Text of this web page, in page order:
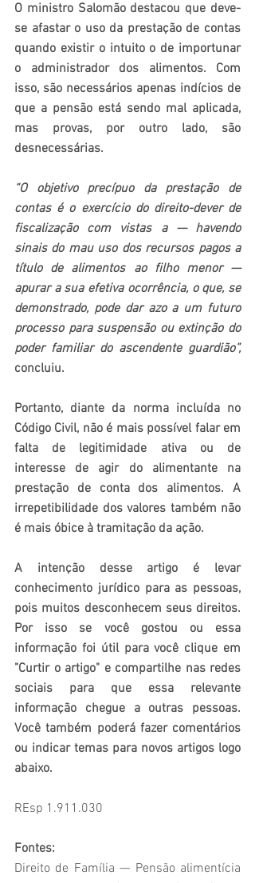
O ministro Salomão destacou que deve-
se afastar o uso da prestação de contas
quando existir o intuito o de importunar
o administrador dos alimentos. Com
isso, são necessários apenas indícios de
que a pensão está sendo mal aplicada,
mas provas, por outro lado, são
desnecessárias.
“O objetivo precípuo da prestação de
contas é o exercício do direito-dever de
fiscalização com vistas a — havendo
sinais do mau uso dos recursos pagos a
título de alimentos ao filho menor —
apurar a sua efetiva ocorrência, o que, se
demonstrado, pode dar azo a um futuro
processo para suspensão ou extinção do
poder familiar do ascendente guardião”,
concluiu.
Portanto, diante da norma incluída no
Código Civil, não é mais possível falar em
falta de legitimidade ativa ou de
interesse de agir do alimentante na
prestação de conta dos alimentos. A
irrepetibilidade dos valores também não
é mais óbice à tramitação da ação.
A intenção desse artigo é levar
conhecimento jurídico para as pessoas,
pois muitos desconhecem seus direitos.
Por isso se você gostou ou essa
informação foi útil para você clique em
"Curtir o artigo" e compartilhe nas redes
sociais para que essa relevante
informação chegue a outras pessoas.
Você também poderá fazer comentários
ou indicar temas para novos artigos logo
abaixo.
REsp 1.911.030
Fontes:
Direito de Família — Pensão alimentícia